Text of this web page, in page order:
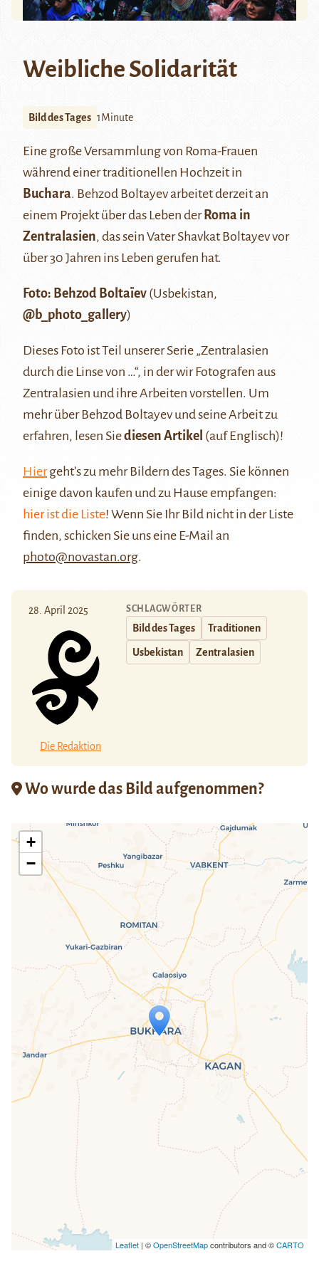
Weibliche Solidarität
Bild des Tages 1Minute
Eine große Versammlung von Roma-Frauen
während einer traditionellen Hochzeit in
Buchara. Behzod Boltayev arbeitet derzeit an
einem Projekt über das Leben derRoma in
Zentralasien, das sein Vater Shavkat Boltayev vor
über 30 Jahren ins Leben gerufen hat.
Foto: Behzod Boltaïev (Usbekistan,
@b_photo_gallery)
Dieses Foto ist Teil unserer Serie „Zentralasien
durch die Linse von …“, in der wir Fotografen aus
Zentralasien und ihre Arbeiten vorstellen. Um
mehr über Behzod Boltayev und seine Arbeit zu
erfahren, lesen Siediesen Artikel (auf Englisch)!
Hiergeht’s zu mehr Bildern des Tages. Sie können
einige davon kaufen und zu Hause empfangen:
hier ist die Liste! Wenn Sie Ihr Bild nicht in der Liste
finden, schicken Sie uns eine E-Mail an
photo@novastan.org.
28. April 2025
Die Redaktion
SCHLAGWÖRTER
Bild des Tages Traditionen
Usbekistan Zentralasien
Wo wurde das Bild aufgenommen?
Travelers' Map wird geladen …
Wenn du dies siehst, nachdem deine
Seite vollständig geladen wurde,
fehlen leafletJS-Dateien.
+
−
Leaflet| ©OpenStreetMapcontributors and ©CARTO